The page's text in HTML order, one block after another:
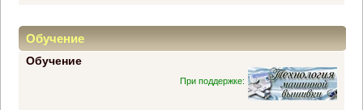
Обучение
Обучение
При поддержке: